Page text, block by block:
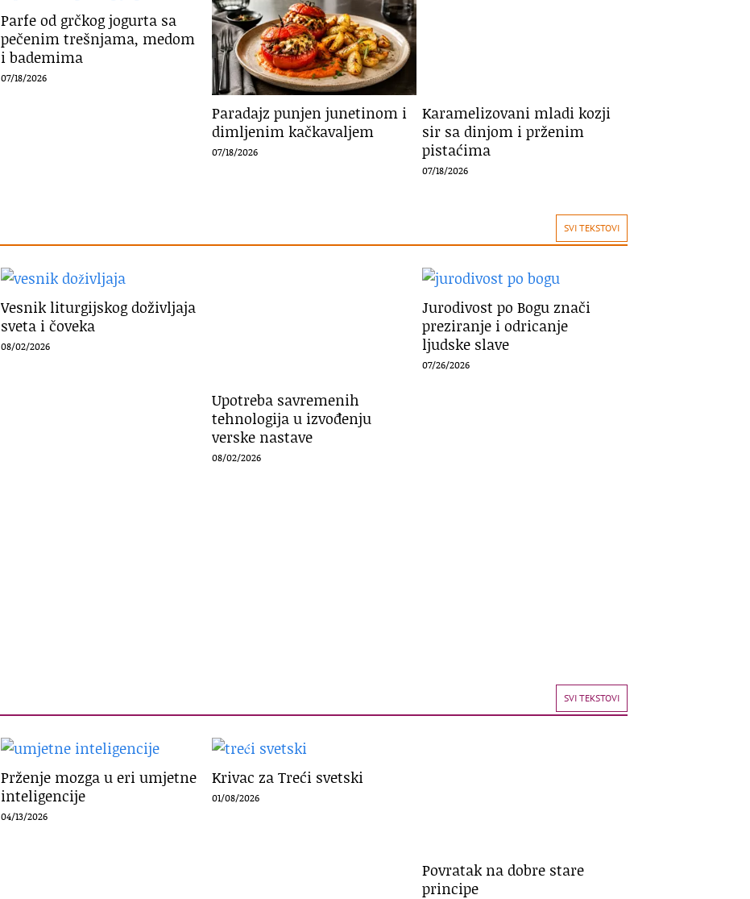
Parfe od grčkog jogurta sa
pečenim trešnjama, medom
i bademima
07/18/2026
Paradajz punjen junetinom i
dimljenim kačkavaljem
07/18/2026
Karamelizovani mladi kozji
sir sa dinjom i prženim
pistaćima
07/18/2026
SVI TEKSTOVI
Vesnik liturgijskog doživljaja
sveta i čoveka
08/02/2026
Upotreba savremenih
tehnologija u izvođenju
verske nastave
08/02/2026
Jurodivost po Bogu znači
preziranje i odricanje
ljudske slave
07/26/2026
SVI TEKSTOVI
Prženje mozga u eri umjetne
inteligencije
04/13/2026
Krivac za Treći svetski
01/08/2026
Povratak na dobre stare
principe